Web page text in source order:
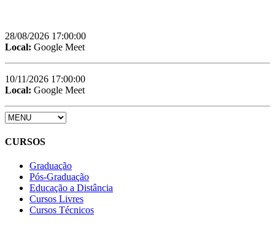
28/08/2026 17:00:00
Local: Google Meet
10/11/2026 17:00:00
Local: Google Meet
CURSOS
Graduação
Pós-Graduação
Educação a Distância
Cursos Livres
Cursos Técnicos